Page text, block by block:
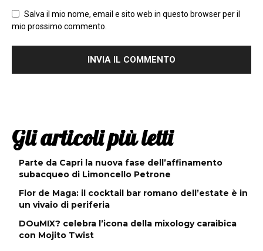
Salva il mio nome, email e sito web in questo browser per il
mio prossimo commento.
Gli articoli più letti
Parte da Capri la nuova fase dell’affinamento
subacqueo di Limoncello Petrone
Flor de Maga: il cocktail bar romano dell’estate è in
un vivaio di periferia
DOuMIX? celebra l’icona della mixology caraibica
con Mojito Twist